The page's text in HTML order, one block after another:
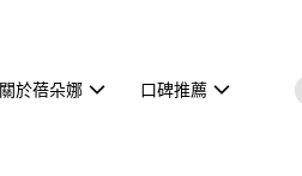
關於蓓朵娜 口碑推薦